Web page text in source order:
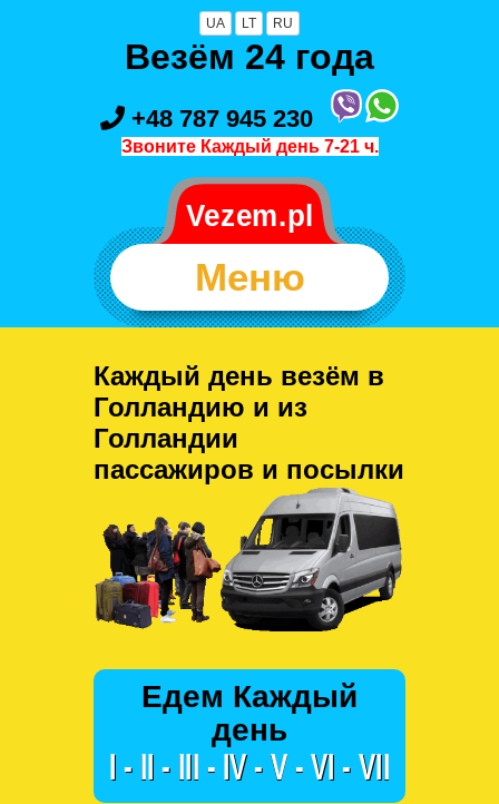
UA LT RU
Везём 24 года
+48 787 945 230
Звоните Каждый день 7-21 ч.
Меню
Каждый день везём в
Голландию и из
Голландии
пассажиров и посылки
Едем Каждый
день